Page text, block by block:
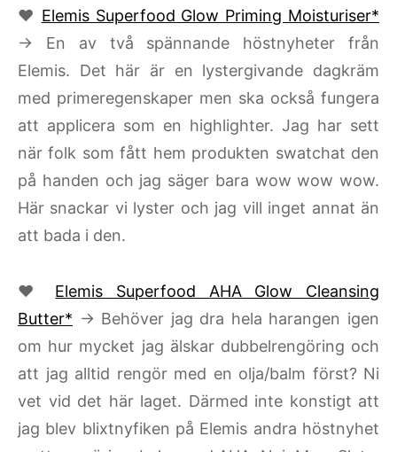
♥ Elemis Superfood Glow Priming Moisturiser*
→ En av två spännande höstnyheter från
Elemis. Det här är en lystergivande dagkräm
med primeregenskaper men ska också fungera
att applicera som en highlighter. Jag har sett
när folk som fått hem produkten swatchat den
på handen och jag säger bara wow wow wow.
Här snackar vi lyster och jag vill inget annat än
att bada i den.
♥ Elemis Superfood AHA Glow Cleansing
Butter* → Behöver jag dra hela harangen igen
om hur mycket jag älskar dubbelrengöring och
att jag alltid rengör med en olja/balm först? Ni
vet vid det här laget. Därmed inte konstigt att
jag blev blixtnyfiken på Elemis andra höstnyhet